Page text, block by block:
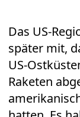
Das US-
später mit,
US-
Raketen